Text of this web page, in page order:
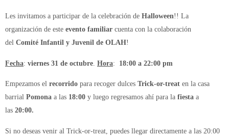
Les invitamos a participar de la celebración de Halloween!! La
organización de este evento familiar cuenta con la colaboración
del Comité Infantil y Juvenil de OLAH!
Fecha: viernes 31 de octubre Hora: 18:00 a 22:00 pm
Empezamos el recorrido para recoger dulces Trick-or-treat en la casa
barrial Pomona a las 18:00 y luego regresamos ahí para la fiesta a
las 20:00.
Si no deseas venir al Trick-or-treat, puedes llegar directamente a las 20:00